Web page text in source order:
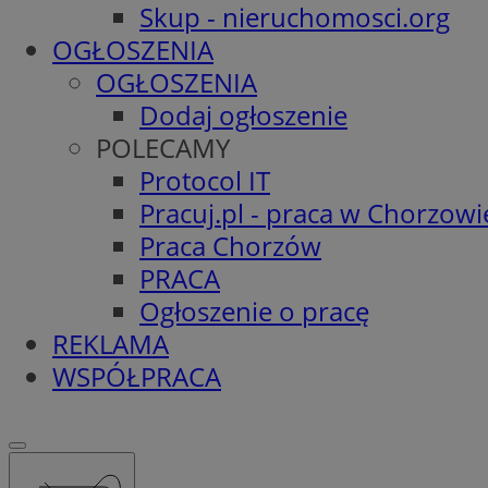
Skup - nieruchomosci.org
OGŁOSZENIA
OGŁOSZENIA
Dodaj ogłoszenie
POLECAMY
Protocol IT
Pracuj.pl - praca w
Praca Chorzów
PRACA
Ogłoszenie o pracę
REKLAMA
WSPÓŁPRACA